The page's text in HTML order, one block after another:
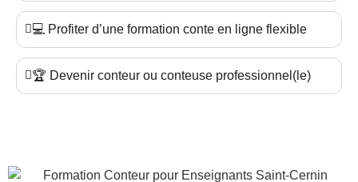
💻 Profiter d’une formation conte en ligne flexible
🏆 Devenir conteur ou conteuse professionnel(le)